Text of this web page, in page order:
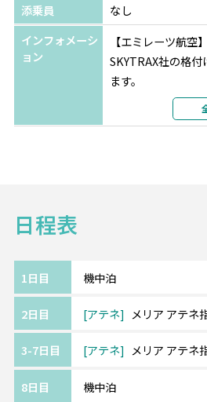
添乗員
なし
インフォメーシ
ョン
【エミレーツ航空】
SKYTRAX社の格
ます。
最新の機材・設備
充実の機内エンタ
※航空会社の事情
《アテネ/Athens
世界でもっとも
世界遺産のパルテ
また、遺跡群がラ
Athens Hotel》
日程表
1日目 機中泊
2日目 アテネ メリア アテネ
3-7日目 アテネ メリア アテネ
8日目 機中泊